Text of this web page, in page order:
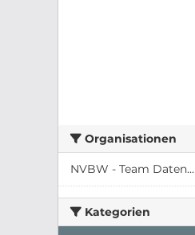
Organisationen
NVBW - Team Daten...
Kategorien